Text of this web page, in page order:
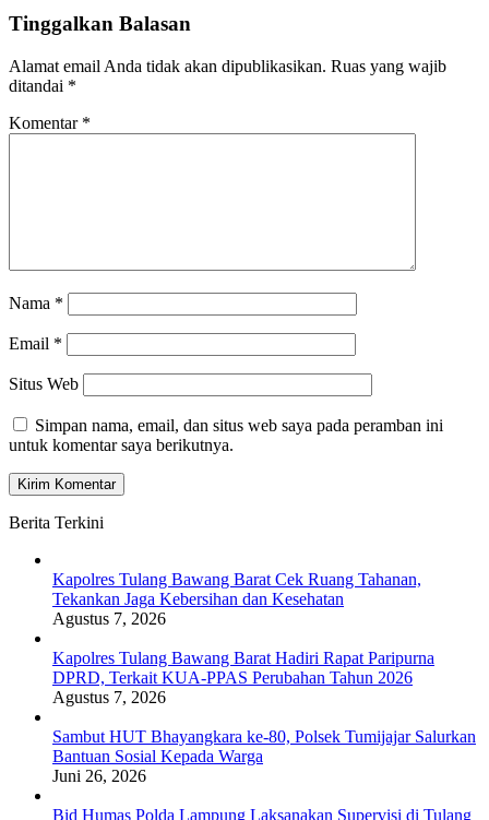
Tinggalkan Balasan
Alamat email Anda tidak akan dipublikasikan. Ruas yang wajib
ditandai *
Komentar *
Nama *
Email *
Situs Web
Simpan nama, email, dan situs web saya pada peramban ini
untuk komentar saya berikutnya.
Berita Terkini
Kapolres Tulang Bawang Barat Cek Ruang Tahanan,
Tekankan Jaga Kebersihan dan Kesehatan
Agustus 7, 2026
Kapolres Tulang Bawang Barat Hadiri Rapat Paripurna
DPRD, Terkait KUA-PPAS Perubahan Tahun 2026
Agustus 7, 2026
Sambut HUT Bhayangkara ke-80, Polsek Tumijajar Salurkan
Bantuan Sosial Kepada Warga
Juni 26, 2026
Bid Humas Polda Lampung Laksanakan Supervisi di Tulang